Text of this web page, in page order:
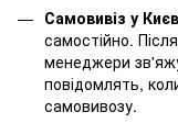
Самовивіз у
самостійно.
менеджери
повідомлять,
самовивозу.